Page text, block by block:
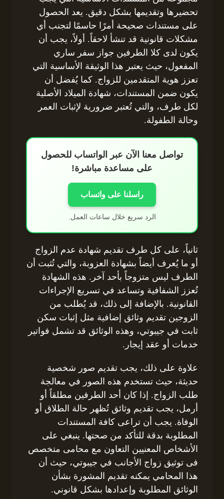
تحضيرها وتقديمها بشكل دقيق. يعد الحصول
على مستندات صحيحة أمرًا حاسمًا لتجنب أي
مشكلات قانونية قد تنشأ لاحقاً. أولاً، يجب أن
يكون لدى كلا الطرفين جواز سفر ساري
المفعول، حيث يعتبر هذا الوثيقة الأساسية التي
تعزز هوية المتقدمين للزواج. كما يُفضل أن
يكون ضمن المستندات، شهادة الميلاد الأصلية
لكل طرف، والتي تُعتبر ضرورية لإثبات العمر
وحالة الطفولة.
تواصل معنا الآن عبر الواتساب للحصول
على مساعدة مباشرة!
راسلنا على واتساب
الرد سريع خلال ساعات العمل.
ثانياً، على كل طرف تقديم شهادة عدم الزواج
أو ما يُعرف أيضاً بشهادة العزوبة، والتي تُثبت أن
الطرف ليس متزوجاً بأحد آخر. هذه الشهادة
تُعزز الشفافية وتساعد في تسريع الإجراءات
القانونية. بالإضافة إلى ذلك، قد يُطلب من
الزوجين تقديم وثائق إضافية مثل إثبات سكن
ثابت في جيبوتي، وهذه الوثائق قد تشمل فواتير
خدمات أو عقد إيجار.
علاوة على ذلك، يجب تقديم صور شخصية
حديثة، حيث تستخدم هذه الصور في معالجة
طلب الزواج. إذا كان أحد الطرفين مطلقاً أو
أرمل، يجب تقديم وثائق تُظهر حالة الطلاق أو
الوفاة. يجب أن تراعى كافة المستندات
المطلوبة بدقة للتأكد من صحتها. ينبغي على
الأشخاص المعنيين التعاون مع محامى متخصص
فى توثيق زواج الأجانب في جيبوتي، حيث أن
هذا المحامي يمكنه تقديم المشورة بشأن
الوثائق المطلوبة وإعدادها بشكل قانوني.